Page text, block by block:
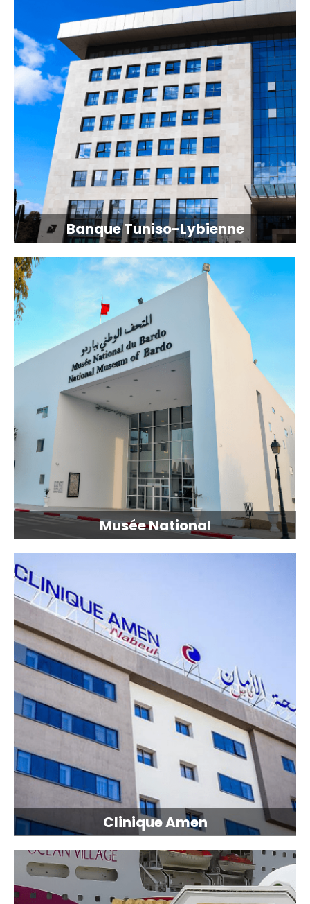
Banque Tuniso-Lybienne
Musée National
Clinique Amen